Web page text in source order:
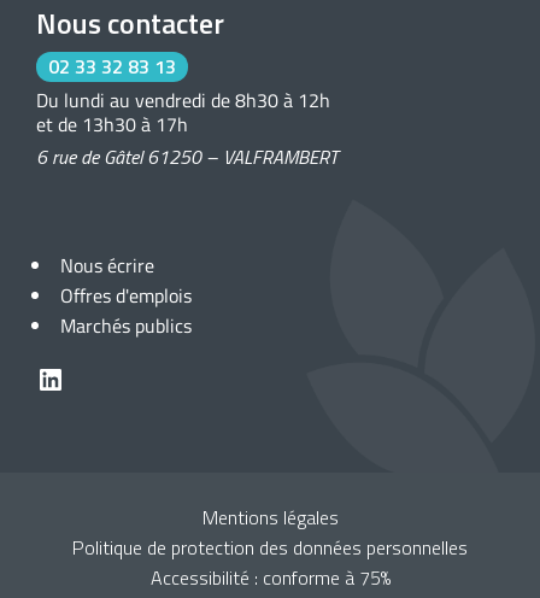
Nous contacter
02 33 32 83 13
Du lundi au vendredi de 8h30 à 12h
et de 13h30 à 17h
6 rue de Gâtel 61250 – VALFRAMBERT
Nous écrire
Offres d'emplois
Marchés publics
LinkedIn
Mentions légales
Politique de protection des données personnelles
Accessibilité : conforme à 75%